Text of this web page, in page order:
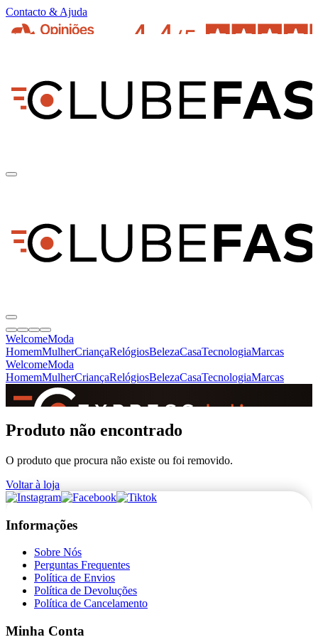
Contacto & Ajuda
WelcomeModa
HomemMulherCriançaRelógiosBelezaCasaTecnologiaMarcas
WelcomeModa
HomemMulherCriançaRelógiosBelezaCasaTecnologiaMarcas
+de 36.000 reviews
Produto não encontrado
O produto que procura não existe ou foi removido.
Voltar à loja
Informações
Sobre Nós
Perguntas Frequentes
Política de Envios
Política de Devoluções
Política de Cancelamento
Minha Conta